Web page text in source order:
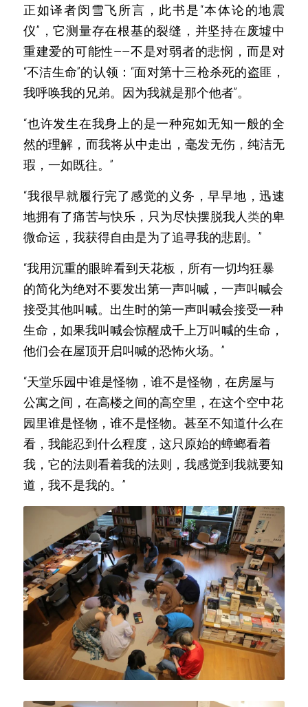
正如译者闵雪飞所言，此书是“本体论的地震
仪”，它测量存在根基的裂缝，并坚持在废墟中
重建爱的可能性——不是对弱者的悲悯，而是对
“不洁生命”的认领：“面对第十三枪杀死的盗匪，
我呼唤我的兄弟。因为我就是那个他者”。
“也许发生在我身上的是一种宛如无知一般的全
然的理解，而我将从中走出，毫发无伤， 纯洁无
瑕，一如既往。”
“我很早就履行完了感觉的义务，早早地，迅速
地拥有了痛苦与快乐，只为尽快摆脱我人类的卑
微命运，我获得自由是为了追寻我的悲剧。”
“我用沉重的眼眸看到天花板，所有一切均狂暴
的简化为绝对不要发出第一声叫喊，一声叫喊会
接受其他叫喊。出生时的第一声叫喊会接受一种
生命，如果我叫喊会惊醒成千上万叫喊的生命，
他们会在屋顶开启叫喊的恐怖火场。”
“天堂乐园中谁是怪物，谁不是怪物，在房屋与
公寓之间，在高楼之间的高空里，在这个空中花
园里谁是怪物，谁不是怪物。甚至不知道什么在
看，我能忍到什么程度，这只原始的蟑螂看着
我，它的法则看着我的法则，我感觉到我就要知
道，我不是我的。”